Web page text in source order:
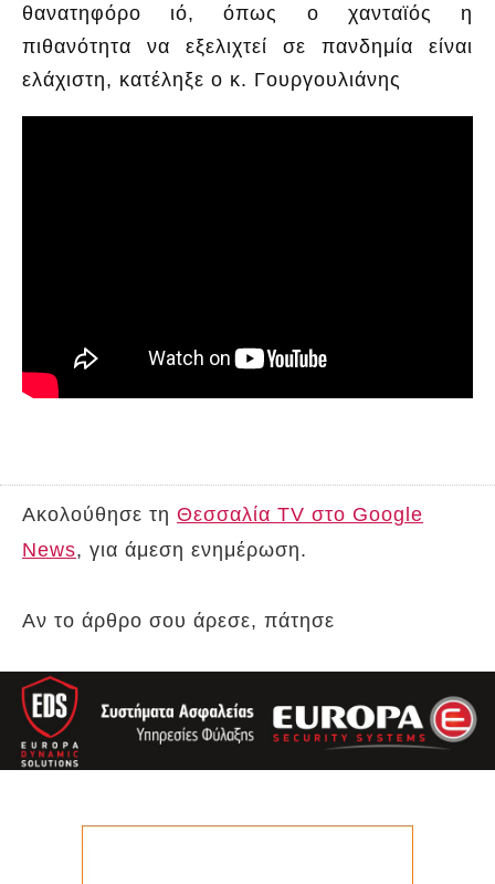
θανατηφόρο ιό, όπως ο χανταϊός η
πιθανότητα να εξελιχτεί σε πανδημία είναι
ελάχιστη, κατέληξε ο κ. Γουργουλιάνης
Ακολούθησε τη Θεσσαλία TV στο Google
News, για άμεση ενημέρωση.
Αν το άρθρο σου άρεσε, πάτησε